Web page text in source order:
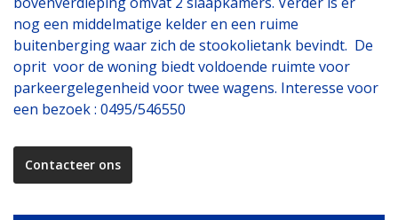
nog een middelmatige kelder en een ruime
buitenberging waar zich de stookolietank bevindt. De
oprit voor de woning biedt voldoende ruimte voor
parkeergelegenheid voor twee wagens. Interesse voor
een bezoek : 0495/546550
Contacteer ons